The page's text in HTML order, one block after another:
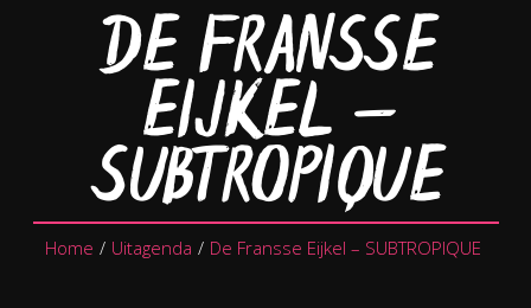
Winkelen & Horeca
Over Hoorn
Plan je bezoek
DE FRANSSE
EIJKEL –
SUBTROPIQUE
Home / Uitagenda / De Fransse Eijkel – SUBTROPIQUE